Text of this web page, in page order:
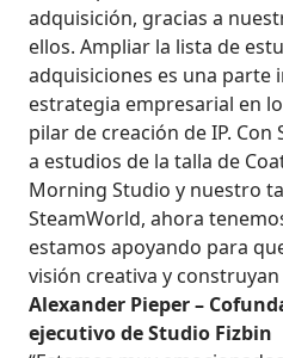
adquisición, gracias a
ellos. Ampliar la lista de
adquisiciones es una
estrategia empresarial en
pilar de creación de IP.
a estudios de la talla de
Morning Studio y nuestro
SteamWorld, ahora
estamos apoyando para
visión creativa y construyan
Alexander Pieper –
ejecutivo de Studio Fizbin